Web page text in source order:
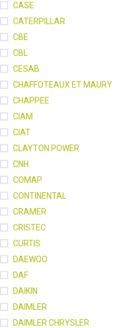
CASE
CATERPILLAR
CBE
CBL
CESAB
CHAFFOTEAUX ET MAURY
CHAPPEE
CIAM
CIAT
CLAYTON POWER
CNH
COMAP
CONTINENTAL
CRAMER
CRISTEC
CURTIS
DAEWOO
DAF
DAIKIN
DAIMLER
DAIMLER CHRYSLER